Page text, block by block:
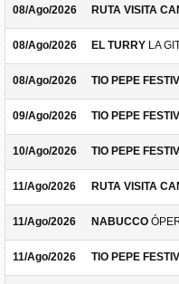
08/Ago/2026 RUTA VISITA
08/Ago/2026 EL TURRY LA
08/Ago/2026 TIO PEPE
09/Ago/2026 TIO PEPE
10/Ago/2026 TIO PEPE
11/Ago/2026 RUTA VISITA
11/Ago/2026 NABUCCO
11/Ago/2026 TIO PEPE